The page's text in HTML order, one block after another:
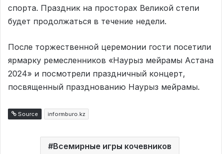
спорта. Праздник на просторах Великой степи
будет продолжаться в течение недели.
После торжественной церемонии гости посетили
ярмарку ремесленников «Наурыз мейрамы Астана
2024» и посмотрели праздничный концерт,
посвященный празднованию Наурыз мейрамы.
Source informburo.kz
Всемирные игры кочевников